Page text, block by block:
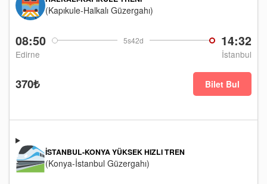
08:50 5s42d 14:32
Edirne İstanbul
(Kapıkule-Halkalı Güzergahı)
370₺ Bilet Bul
İSTANBUL-KONYA YÜKSEK HIZLI TREN
(Konya-İstanbul Güzergahı)